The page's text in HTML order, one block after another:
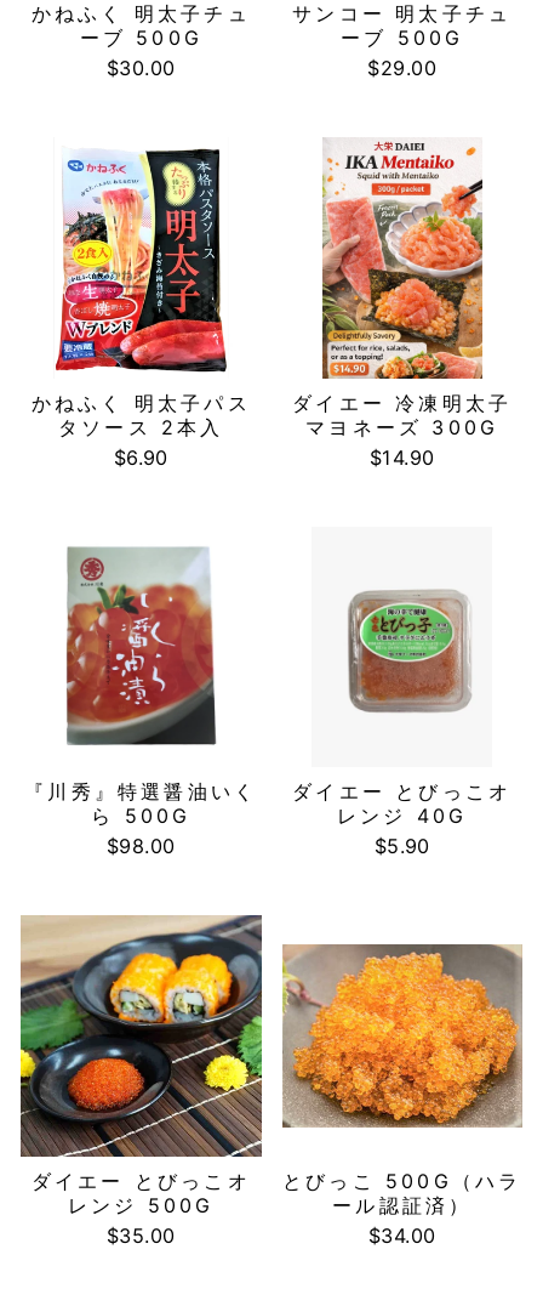
かねふく 明太子チュ
ーブ 500G
$30.00
サンコー 明太子チュ
ーブ 500G
$29.00
かねふく 明太子パス
タソース 2本入
$6.90
ダイエー 冷凍明太子
マヨネーズ 300G
$14.90
『川秀』特選醤油いく
ら 500G
$98.00
ダイエー とびっこオ
レンジ 40G
$5.90
ダイエー とびっこオ
レンジ 500G
$35.00
とびっこ 500G（ハラ
ール認証済）
$34.00